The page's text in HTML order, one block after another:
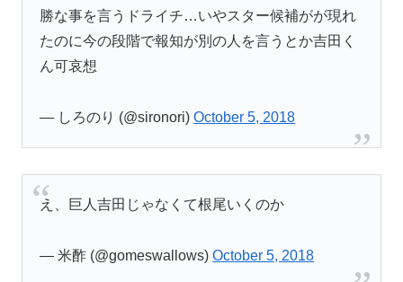
勝な事を言うドライチ…いやスター候補がが現れ
たのに今の段階で報知が別の人を言うとか吉田く
ん可哀想
— しろのり (@sironori)October 5, 2018
え、巨人吉田じゃなくて根尾いくのか
— 米酢 (@gomeswallows)October 5, 2018